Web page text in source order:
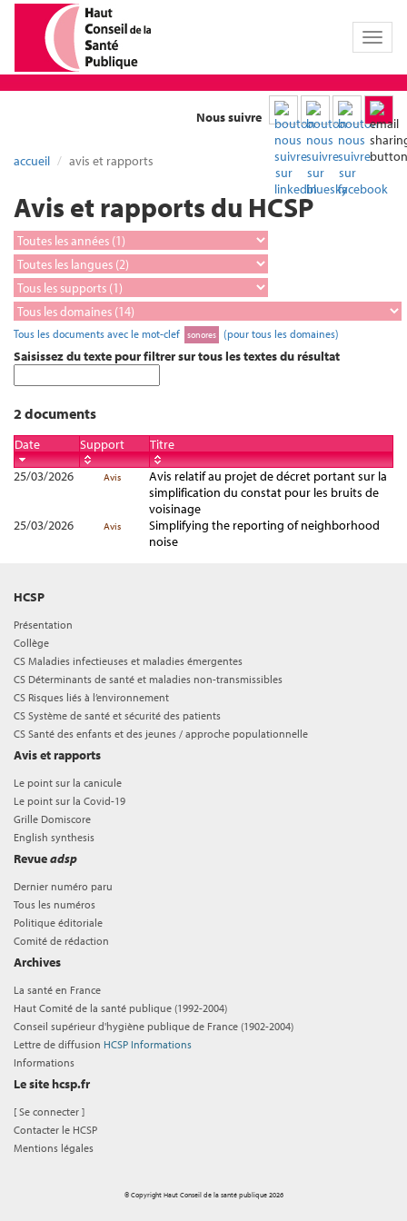
Toggle
Nous suivre
accueil avis et rapports
Avis et rapports du HCSP
Tous les documents avec le mot-clef sonores (pour tous les domaines)
Saisissez du texte pour filtrer sur tous les textes du résultat
2 documents
Date Support
Titre
25/03/2026
Avis
Avis relatif au projet de décret portant sur la
simplification du constat pour les bruits de
voisinage
25/03/2026
Avis
Simplifying the reporting of neighborhood
noise
HCSP
Présentation
Collège
CS Maladies infectieuses et maladies émergentes
CS Déterminants de santé et maladies non-transmissibles
CS Risques liés à l’environnement
CS Système de santé et sécurité des patients
CS Santé des enfants et des jeunes / approche populationnelle
Avis et rapports
Le point sur la canicule
Le point sur la Covid-19
Grille Domiscore
English synthesis
Revueadsp
Dernier numéro paru
Tous les numéros
Politique éditoriale
Comité de rédaction
Archives
La santé en France
Haut Comité de la santé publique (1992-2004)
Conseil supérieur d'hygiène publique de France (1902-2004)
Lettre de diffusion HCSP Informations
Informations
Le site hcsp.fr
[Se connecter ]
Contacter le HCSP
Mentions légales
© Copyright Haut Conseil de la santé publique 2026